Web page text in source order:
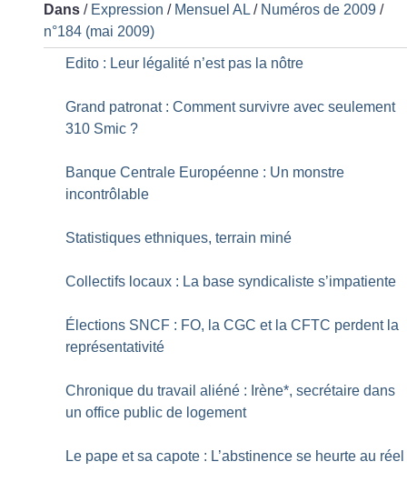
Dans / Expression / Mensuel AL / Numéros de 2009 /
n°184 (mai 2009)
Edito : Leur légalité n’est pas la nôtre
Grand patronat : Comment survivre avec seulement
310 Smic ?
Banque Centrale Européenne : Un monstre
incontrôlable
Statistiques ethniques, terrain miné
Collectifs locaux : La base syndicaliste s’impatiente
Élections SNCF : FO, la CGC et la CFTC perdent la
représentativité
Chronique du travail aliéné : Irène*, secrétaire dans
un office public de logement
Le pape et sa capote : L’abstinence se heurte au réel